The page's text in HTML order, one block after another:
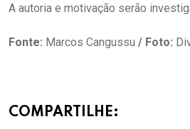
A autoria e motivação serão
Fonte: Marcos Cangussu / Foto:
COMPARTILHE: